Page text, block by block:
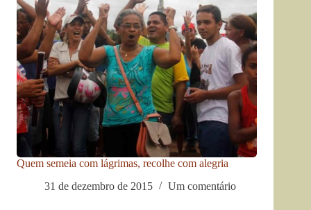
Quem semeia com lágrimas, recolhe com alegria
31 de dezembro de 2015
Um comentário